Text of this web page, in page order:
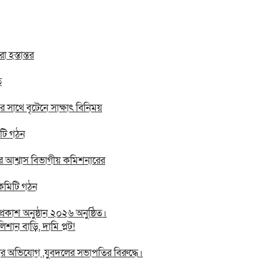
বৃটেনে সাক্ষাৎ বিনিময়
গঠন
আশ্বাস বিভাগীয় কমিশনারের
গঠন
অনুষ্ঠান ২০২৬ অনুষ্ঠিত।
বাড়ি, দামি প্লট!
অভিযোগ ,যুবদলের সভাপতির বিরুদ্ধে।